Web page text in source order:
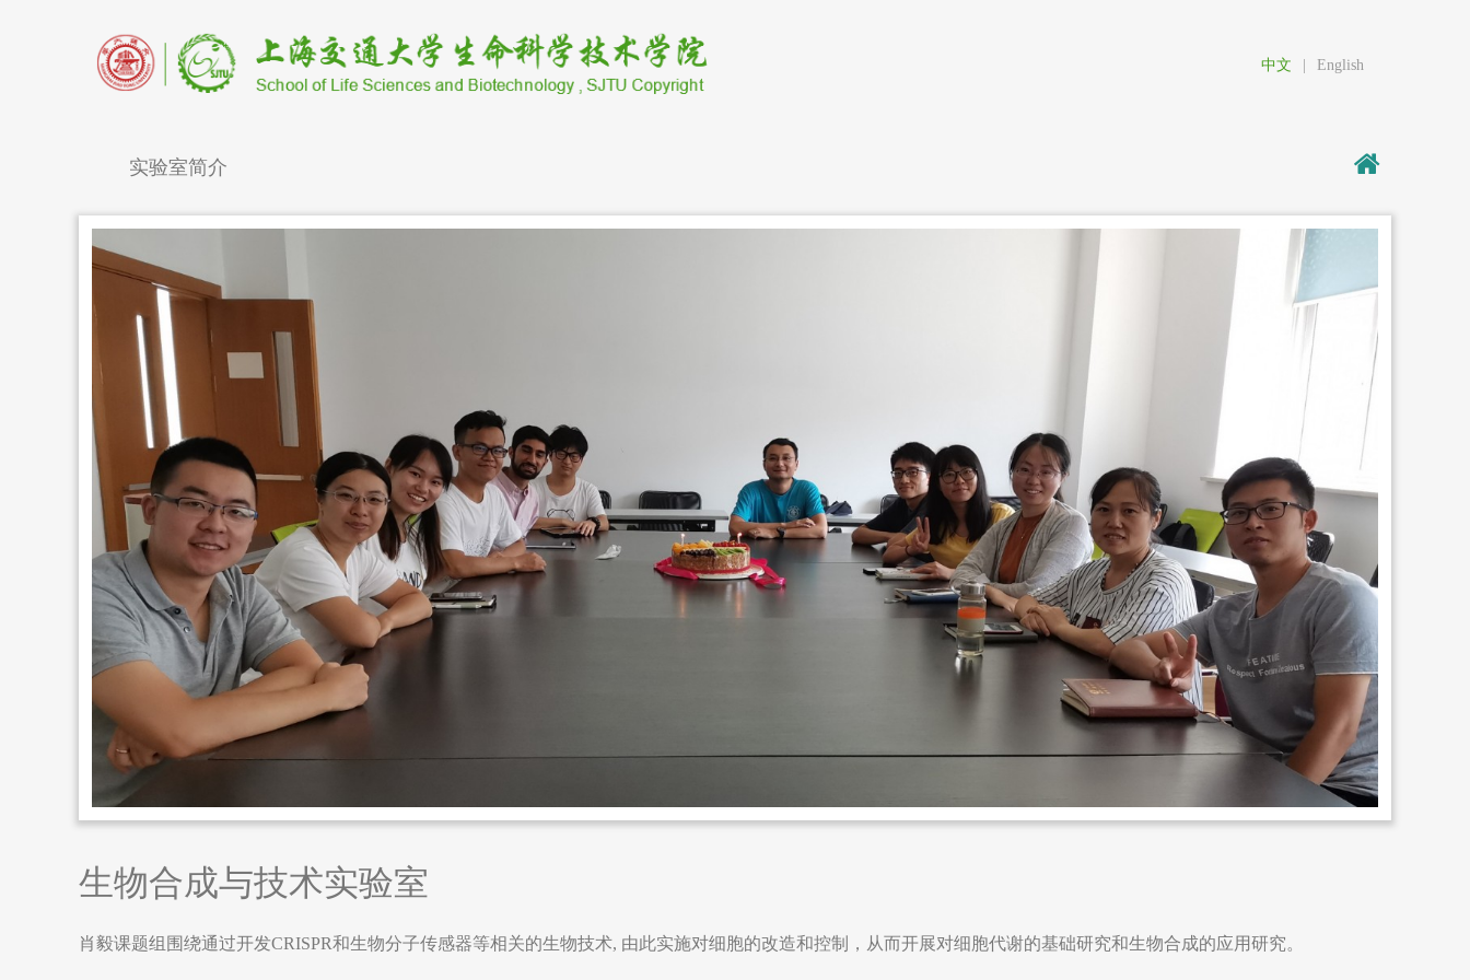
中文 English
实验室简介
生物合成与技术实验室
肖毅课题组围绕通过开发CRISPR和生物分子传感器等相关的生物技术, 由此实施对细胞的改造和控制，从而开展对细胞代谢的基础研究和生物合成的应用研究。